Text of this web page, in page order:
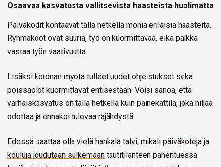
Osaavaa kasvatusta vallitsevista haasteista huolimatta
Päiväkodit kohtaavat tällä hetkellä monia erilaisia haasteita.
Ryhmäkoot ovat suuria, työ on kuormittavaa, eikä palkka
vastaa työn vaativuutta.
Lisäksi koronan myötä tulleet uudet ohjeistukset sekä
poissaolot kuormittavat entisestään. Voisi sanoa, että
varhaiskasvatus on tällä hetkellä kuin painekattila, joka hiljaa
odottaa ja ennakoi tulevaa räjähdystä.
Edessä saattaa olla vielä hankala talvi, mikäli päiväkoteja ja
kouluja joudutaan sulkemaan tautitilanteen pahentuessa.